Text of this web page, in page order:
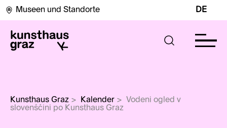
Museen und Standorte DE
Kunsthaus Graz > Kalender > Vodeni ogled v
slovenščini po Kunsthaus Graz